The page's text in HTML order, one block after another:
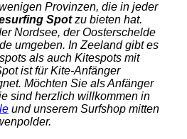
Provinzen, die in jeder
Spotzu bieten hat.
Nordsee, der Oosterschelde
umgeben. In Zeeland gibt es
als auch Kitespots mit
ist für Kite-Anfänger
Möchten Sie als Anfänger
sind herzlich willkommen in
und unserem Surfshop mitten